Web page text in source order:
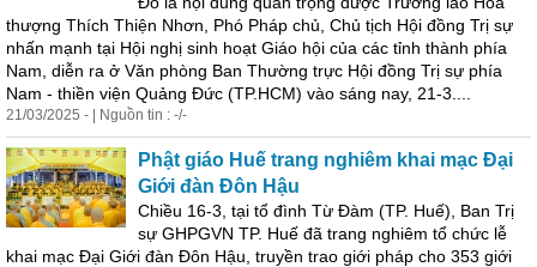
thượng Thích Thiện Nhơn, Phó Pháp chủ, Chủ tịch Hội đồng Trị sự
nhấn mạnh tại Hội nghị sinh hoạt Giáo hội của các tỉnh thành phía
Nam, diễn ra ở Văn phòng Ban Thường trực Hội đồng Trị sự phía
Nam - thiền viện Quảng Đức (TP.HCM) vào sáng nay, 21-3....
21/03/2025 - | Nguồn tin : -/-
Phật giáo Huế trang nghiêm khai mạc Đại
Giới đàn Đôn Hậu
Chiều 16-3, tại tổ đình Từ Đàm (TP. Huế), Ban Trị
sự GHPGVN TP. Huế đã trang nghiêm tổ chức lễ
khai mạc Đại Giới đàn Đôn Hậu, truyền trao giới pháp cho 353 giới